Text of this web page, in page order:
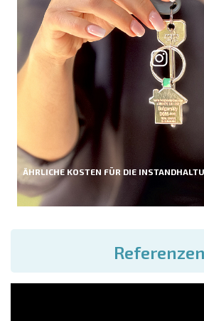
ÄHRLICHE KOSTEN FÜR DIE
Referenzen